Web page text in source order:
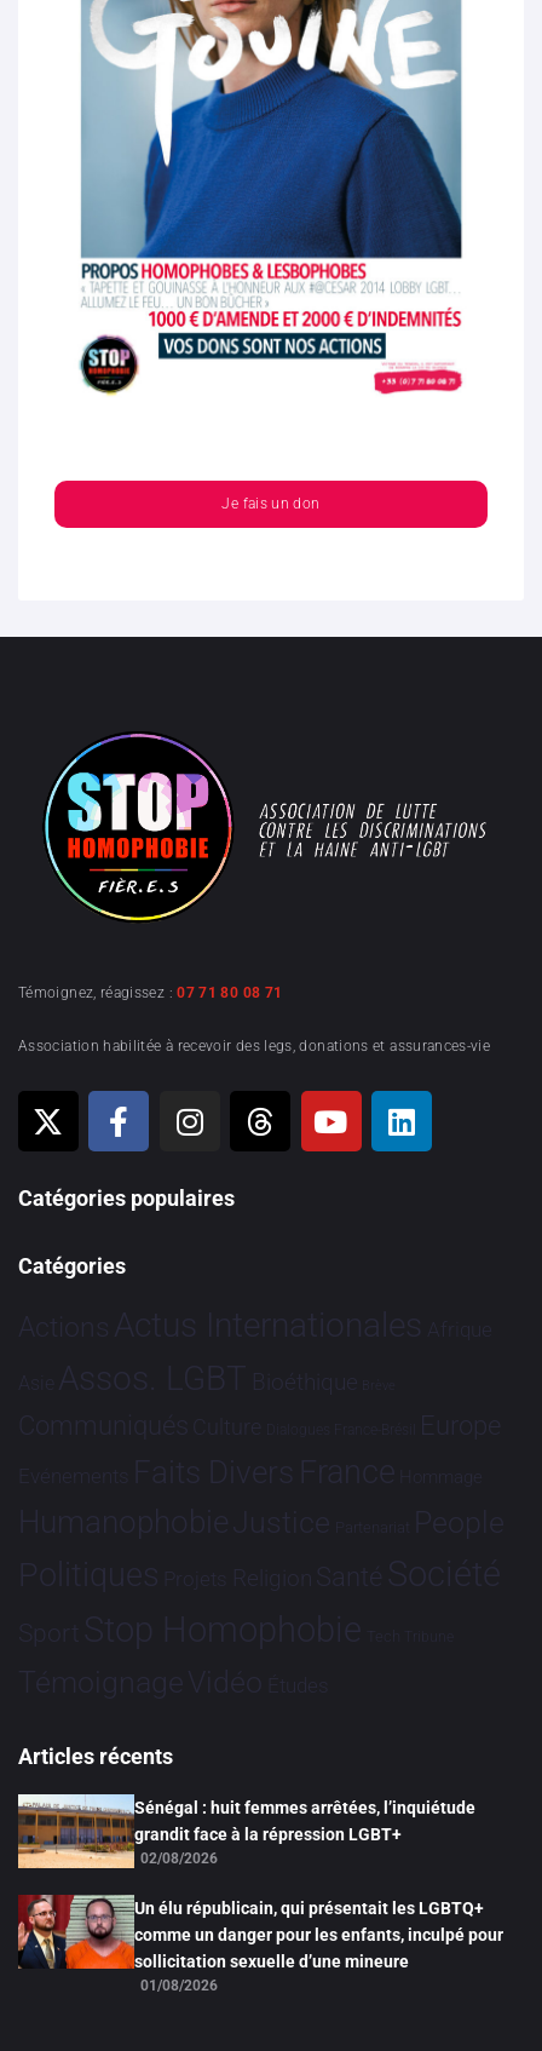
Je fais un don
Témoignez, réagissez :07 71 80 08 71
Association habilitée à recevoir des legs, donations et assurances-vie
Catégories populaires
Catégories
Actions Actus Internationales Afrique
Asie Assos. LGBT Bioéthique Brève
Communiqués Culture Dialogues France-Brésil Europe
Evénements Faits Divers France Hommage
HumanophobieJustice Partenariat People
Politiques Projets Religion Santé Société
Sport Stop Homophobie Tech Tribune
TémoignageVidéo Études
Articles récents
Sénégal : huit femmes arrêtées, l’inquiétude
grandit face à la répression LGBT+
02/08/2026
Un élu républicain, qui présentait les LGBTQ+
comme un danger pour les enfants, inculpé pour
sollicitation sexuelle d’une mineure
01/08/2026